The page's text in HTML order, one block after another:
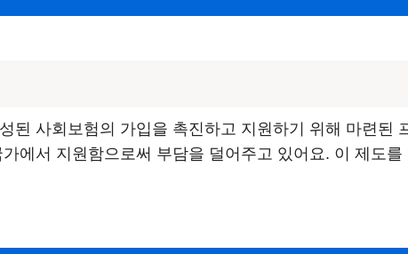
된 사회보험의 가입을 촉진하고 지원하기 위해 마련된
에서 지원함으로써 부담을 덜어주고 있어요. 이 제도를